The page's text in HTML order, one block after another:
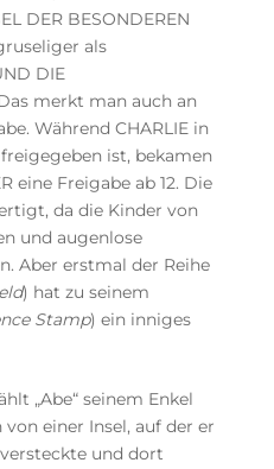
DER BESONDEREN
als
DIE
merkt man auch an
Während CHARLIE in
ist, bekamen
eine Freigabe ab 12. Die
da die Kinder von
und augenlose
Aber erstmal der Reihe
) hat zu seinem
Stamp) ein inniges
„Abe“ seinem Enkel
einer Insel, auf der er
und dort